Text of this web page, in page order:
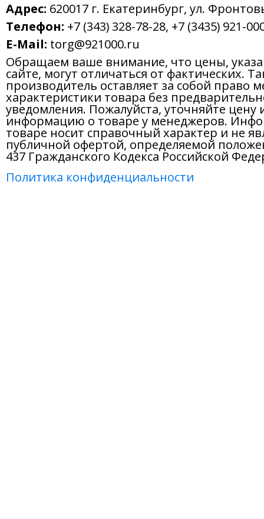
Адрес: 620017 г. Екатеринбург, ул.
Телефон: +7 (343) 328-78-28, +7 (3435) 921-
E-Mail: torg@921000.ru
Обращаем ваше внимание, что цены,
сайте, могут отличаться от фактических.
производитель оставляет за собой право
характеристики товара без
уведомления. Пожалуйста, уточняйте цену
информацию о товаре у менеджеров.
товаре носит справочный характер и не
публичной офертой, определяемой
437 Гражданского Кодекса Российской
Политика конфиденциальности